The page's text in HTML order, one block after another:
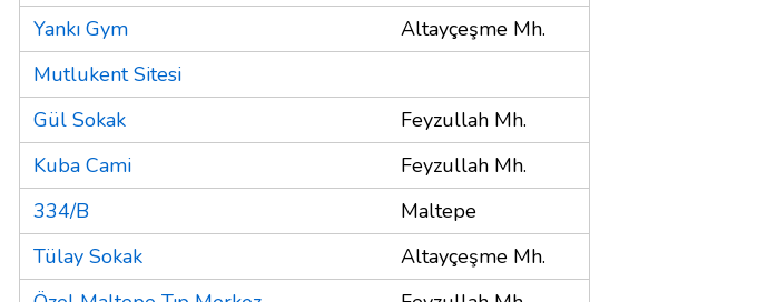
Yankı Gym
Altayçeşme Mh.
Mutlukent Sitesi
Gül Sokak
Feyzullah Mh.
Kuba Cami
Feyzullah Mh.
334/B
Maltepe
Tülay Sokak
Altayçeşme Mh.